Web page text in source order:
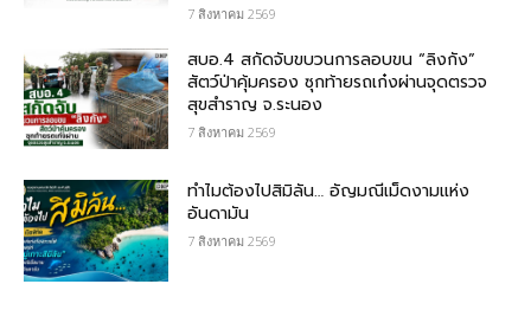
7 สิงหาคม 2569
สบอ.4 สกัดจับขบวนการลอบขน “ลิงกัง”
สัตว์ป่าคุ้มครอง ซุกท้ายรถเก๋งผ่านจุดตรวจ
สุขสำราญ จ.ระนอง
7 สิงหาคม 2569
ทำไมต้องไปสิมิลัน… อัญมณีเม็ดงามแห่ง
อันดามัน
7 สิงหาคม 2569